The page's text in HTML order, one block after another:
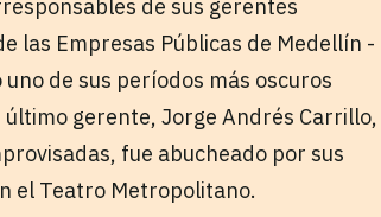
de sus gerentes
las Empresas Públicas de Medellín -
de sus períodos más oscuros
gerente, Jorge Andrés Carrillo,
fue abucheado por sus
el Teatro Metropolitano.